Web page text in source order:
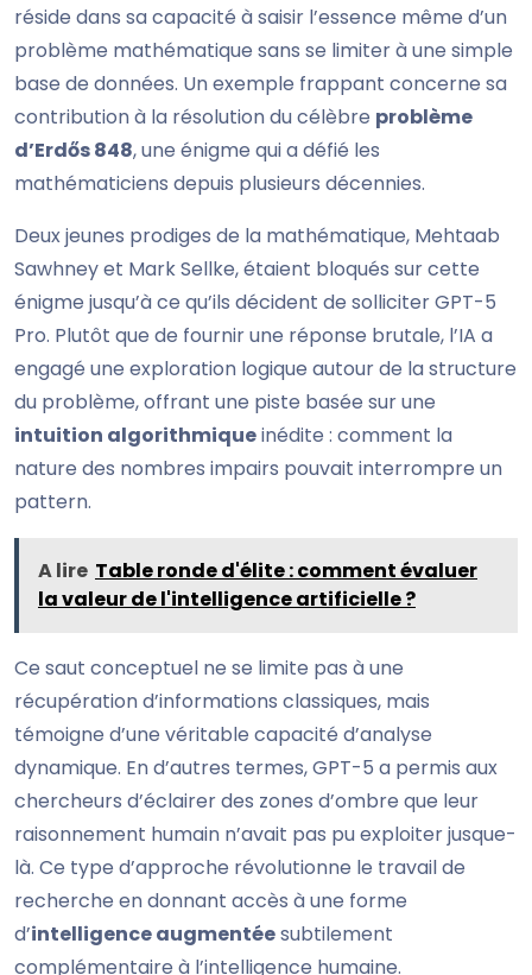
réside dans sa capacité à saisir l’essence même d’un
problème mathématique sans se limiter à une simple
base de données. Un exemple frappant concerne sa
contribution à la résolution du célèbre problème
d’Erdős 848, une énigme qui a défié les
mathématiciens depuis plusieurs décennies.
Deux jeunes prodiges de la mathématique, Mehtaab
Sawhney et Mark Sellke, étaient bloqués sur cette
énigme jusqu’à ce qu’ils décident de solliciter GPT-5
Pro. Plutôt que de fournir une réponse brutale, l’IA a
engagé une exploration logique autour de la structure
du problème, offrant une piste basée sur une
intuition algorithmiqueinédite : comment la
nature des nombres impairs pouvait interrompre un
pattern.
A lire Table ronde d'élite : comment évaluer
la valeur de l'intelligence artificielle ?
Ce saut conceptuel ne se limite pas à une
récupération d’informations classiques, mais
témoigne d’une véritable capacité d’analyse
dynamique. En d’autres termes, GPT-5 a permis aux
chercheurs d’éclairer des zones d’ombre que leur
raisonnement humain n’avait pas pu exploiter jusque-
là. Ce type d’approche révolutionne le travail de
recherche en donnant accès à une forme
d’intelligence augmentéesubtilement
complémentaire à l’intelligence humaine.